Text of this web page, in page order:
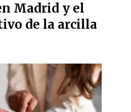
Madrid y el
de la arcilla